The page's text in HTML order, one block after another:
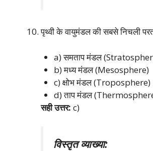
पृथ्वी के वायुमंडल की सबसे निचली
a) समताप मंडल
b) मध्य मंडल (Mesosphere)
c) क्षोभ मंडल (Troposphere)
d) ताप मंडल
सही उत्तर: c)
विस्तृत व्याख्या: